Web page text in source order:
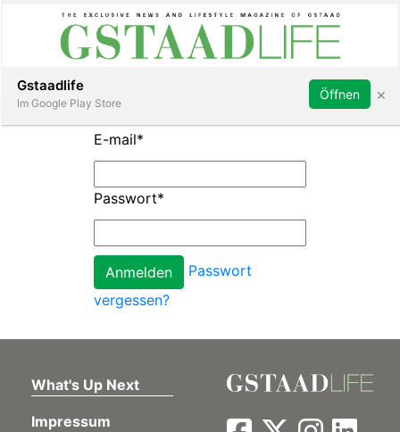
Subscribe Sign in
E-mail*
Passwort*
Passwort
vergessen?
What's Up Next
Impressum
Gstaadlife
Im Google Play Store
Öffnen ×